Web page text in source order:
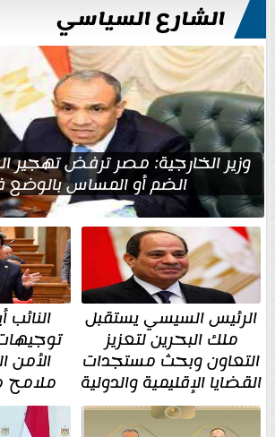
الشارع السياسي
وزير الخارجية: مصر ترفض تهجير
الضم أو المساس
الرئيس السيسي يستقبل
ملك البحرين لتعزيز
التعاون وبحث مستجدات
القضايا الإقليمية والدولية
الأمن
ملامح